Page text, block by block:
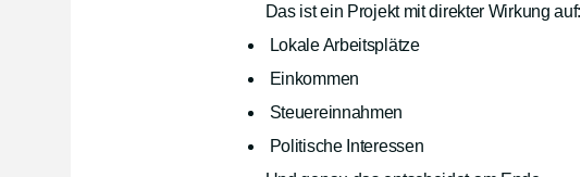
Das ist ein Projekt mit direkter Wirkung auf:
Lokale Arbeitsplätze
Einkommen
Steuereinnahmen
Politische Interessen